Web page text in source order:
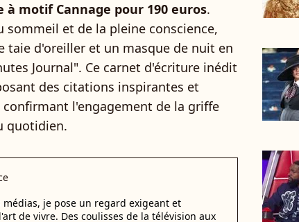
motif Cannage pour 190 euros.
et de la pleine conscience,
taie d'oreiller et un masque de nuit en
Journal". Ce carnet d'écriture inédit
des citations inspirantes et
l'engagement de la griffe
quotidien.
je pose un regard exigeant et
de vivre. Des coulisses de la télévision aux